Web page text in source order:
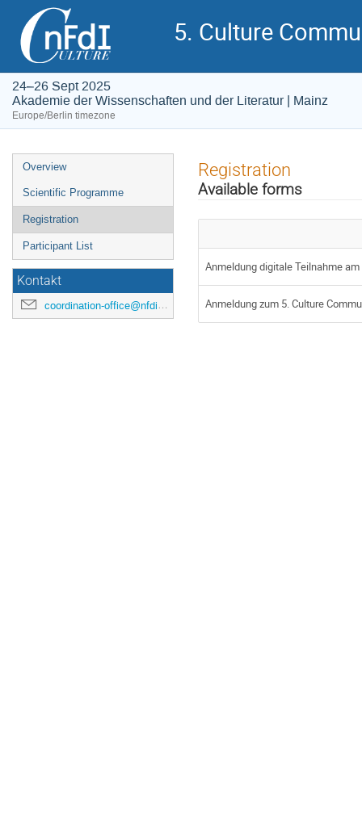
5. Culture
24–26 Sept 2025
Akademie der Wissenschaften und der Literatur | Mainz
Europe/Berlin timezone
Event
menu
Overview
Scientific Programme
Registration
Participant List
Kontakt
coordination-office@nfdi4culture.de
Registration
Available forms
Anmeldung digitale Teilnahme
Anmeldung zum 5. Culture